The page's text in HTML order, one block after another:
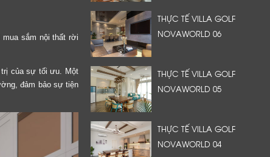
sắm nội thất rời
của sự tối ưu. Một
đảm bảo sự tiện
THỰC TẾ VILLA GOLF
NOVAWORLD 06
THỰC TẾ VILLA GOLF
NOVAWORLD 05
THỰC TẾ VILLA GOLF
NOVAWORLD 04